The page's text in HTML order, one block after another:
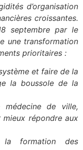
d’organisation
croissantes.
septembre par le
une transformation
prioritaires :
et faire de la
la boussole de la
médecine de ville,
répondre aux
la formation des